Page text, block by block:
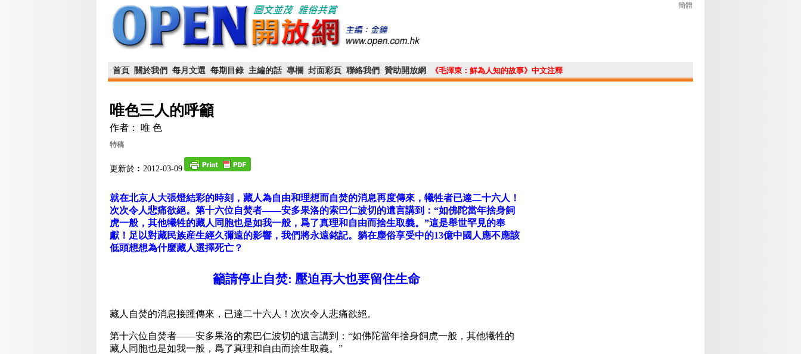
簡體
首頁 關於我們 每月文選 每期目錄 主編的話 專欄 封面彩頁 聯絡我們 贊助開放網 《毛澤東：鮮為人知的故事》中文注釋
唯色三人的呼籲
作者： 唯 色
特稿
更新於︰2012-03-09
就在北京人大張燈結彩的時刻，藏人為自由和理想而自焚的消息再度傳來，犧牲者已達二十六人！
次次令人悲痛欲絕。第十六位自焚者——安多果洛的索巴仁波切的遺言講到：“如佛陀當年捨身飼
虎一般，其他犧牲的藏人同胞也是如我一般，爲了真理和自由而捨生取義。”這是舉世罕見的奉
獻！足以對藏民族産生經久彌遠的影響，我們將永遠銘記。躺在塵俗享受中的13億中國人應不應該
低頭想想為什麼藏人選擇死亡？
籲請停止自焚: 壓迫再大也要留住生命
藏人自焚的消息接踵傳來，已達二十六人！次次令人悲痛欲絕。
第十六位自焚者——安多果洛的索巴仁波切的遺言講到：“如佛陀當年捨身飼虎一般，其他犧牲的
藏人同胞也是如我一般，爲了真理和自由而捨生取義。”